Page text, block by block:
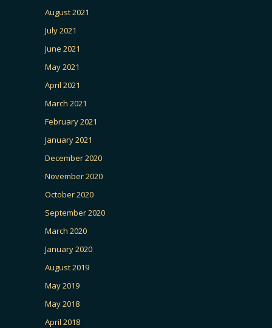
August 2021
July 2021
June 2021
May 2021
April 2021
March 2021
February 2021
January 2021
December 2020
November 2020
October 2020
September 2020
March 2020
January 2020
August 2019
May 2019
May 2018
April 2018